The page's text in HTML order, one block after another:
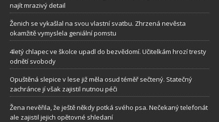
najít mrazivý detail
Ženich se vykašlal na svou vlastní svatbu. Zhrzená nevěsta
okamžitě vymyslela geniální pomstu
4letý chlapec ve školce upadl do bezvědomí. Učitelkám hrozí tresty
odnětí svobody
Opuštěná slepice v lese již měla osud téměř sečtený. Statečný
zachránce jí však zajistil nutnou péči
Žena nevěřila, že ještě někdy potká svého psa. Nečekaný telefonát
ale zajistil jejich opětovné shledaní